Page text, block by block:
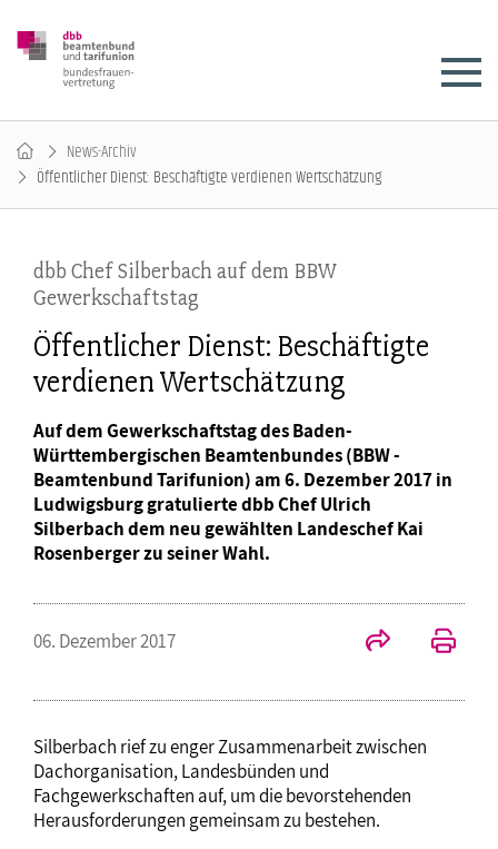
News-Archiv
Öffentlicher Dienst: Beschäftigte verdienen Wertschätzung
dbb Chef Silberbach auf dem BBW
Gewerkschaftstag
Öffentlicher Dienst: Beschäftigte
verdienen Wertschätzung
Auf dem Gewerkschaftstag des Baden-
Württembergischen Beamtenbundes (BBW -
Beamtenbund Tarifunion) am 6. Dezember 2017 in
Ludwigsburg gratulierte dbb Chef Ulrich
Silberbach dem neu gewählten Landeschef Kai
Rosenberger zu seiner Wahl.
06. Dezember 2017
Silberbach rief zu enger Zusammenarbeit zwischen
Dachorganisation, Landesbünden und
Fachgewerkschaften auf, um die bevorstehenden
Herausforderungen gemeinsam zu bestehen.